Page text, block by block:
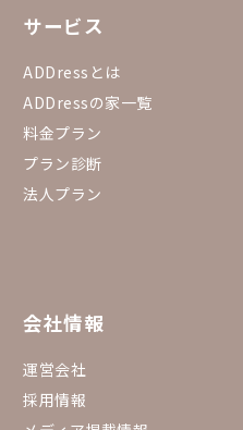
サービス
ADDressとは
ADDressの家一覧
料金プラン
プラン診断
法人プラン
会社情報
運営会社
採用情報